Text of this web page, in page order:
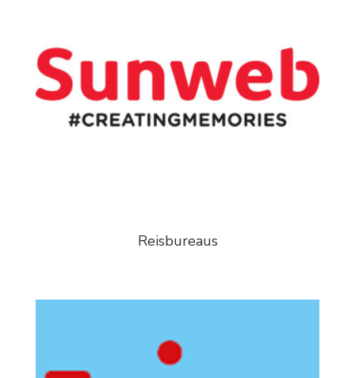
Reisbureaus